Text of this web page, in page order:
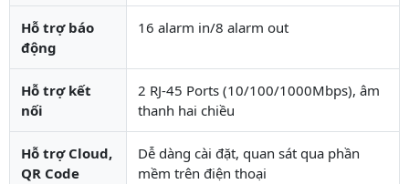
Hỗ trợ báo
động
16 alarm in/8 alarm out
Hỗ trợ kết
nối
2 RJ-45 Ports (10/100/1000Mbps), âm
thanh hai chiều
Hỗ trợ Cloud,
QR Code
Dễ dàng cài đặt, quan sát qua phần
mềm trên điện thoại